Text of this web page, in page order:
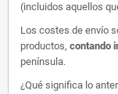
(incluidos aquellos
Los costes de envío
productos, contando
península.
¿Qué significa lo